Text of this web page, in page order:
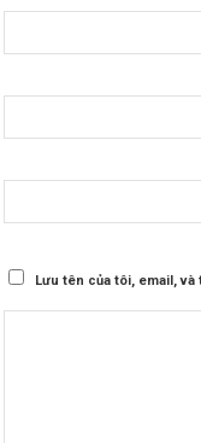
Lưu tên của tôi, email,